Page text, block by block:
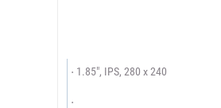
1.85", IPS, 280 x 240